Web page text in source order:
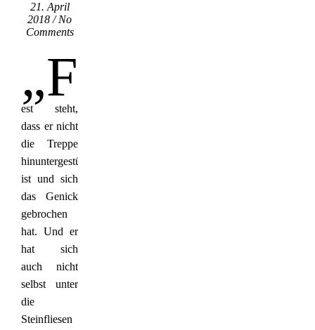
21. April
2018 / No
Comments
„F
est steht,
dass er nicht
die Treppe
hinuntergestürzt
ist und sich
das Genick
gebrochen
hat. Und er
hat sich
auch nicht
selbst unter
die
Steinfliesen